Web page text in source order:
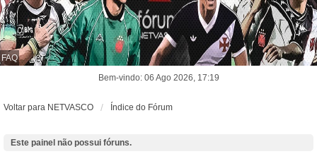
FAQ
Bem-vindo: 06 Ago 2026, 17:19
Voltar para NETVASCO Índice do Fórum
Este painel não possui fóruns.